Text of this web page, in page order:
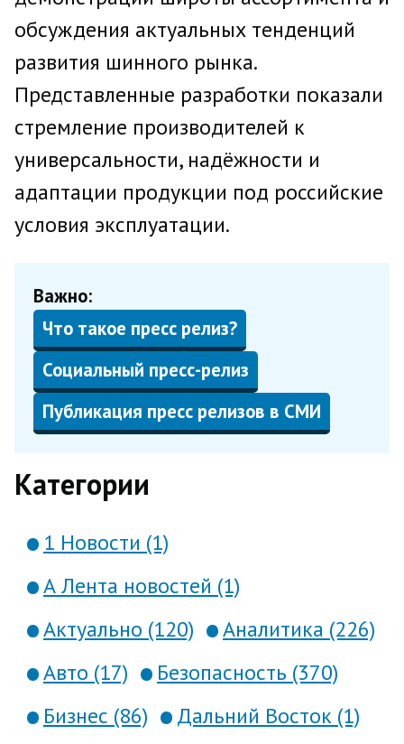
обсуждения актуальных тенденций
развития шинного рынка.
Представленные разработки показали
стремление производителей к
универсальности, надёжности и
адаптации продукции под российские
условия эксплуатации.
Важно:
Что такое пресс релиз?
Социальный пресс-релиз
Публикация пресс релизов в СМИ
Категории
1 Новости (1)
А Лента новостей (1)
Актуально (120)
Аналитика (226)
Авто (17)
Безопасность (370)
Бизнес (86)
Дальний Восток (1)